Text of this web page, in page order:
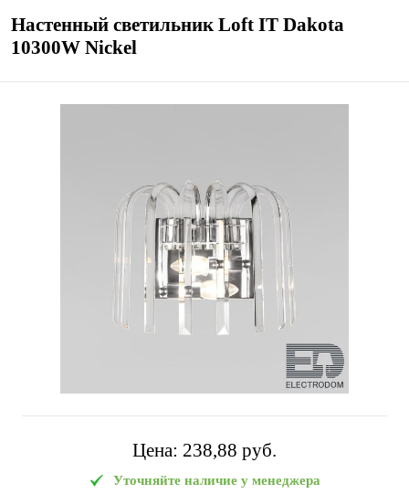
Настенный светильник Loft IT Dakota
10300W Nickel
Цена: 238,88 pуб.
Уточняйте наличие у менеджера